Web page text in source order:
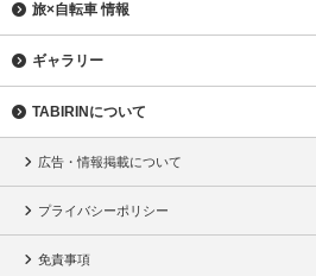
旅×自転車 情報
ギャラリー
TABIRINについて
広告・情報掲載について
プライバシーポリシー
免責事項